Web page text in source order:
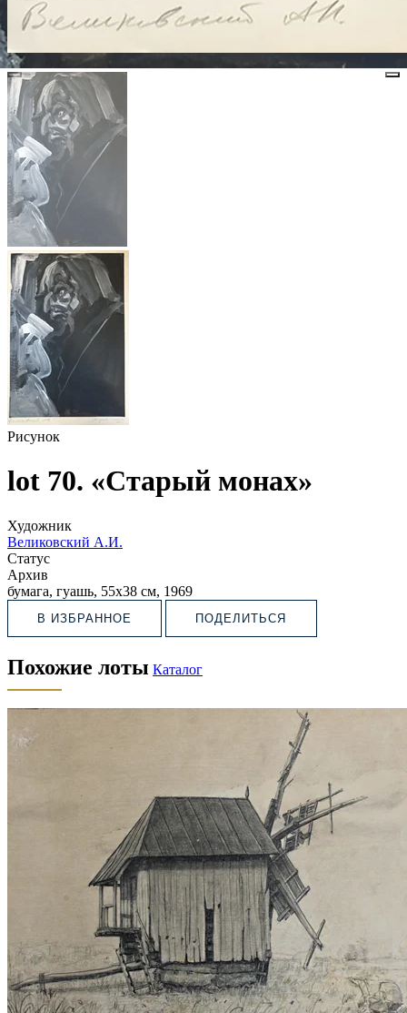
Рисунок
lot 70. «Старый монах»
Художник
Великовский А.И.
Статус
Архив
бумага, гуашь, 55х38 см, 1969
В ИЗБРАННОЕ ПОДЕЛИТЬСЯ
Похожие лоты Каталог